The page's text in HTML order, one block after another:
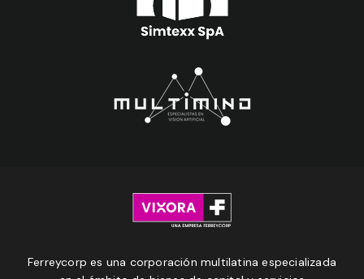
Ferreycorp es una corporación multilatina especializada